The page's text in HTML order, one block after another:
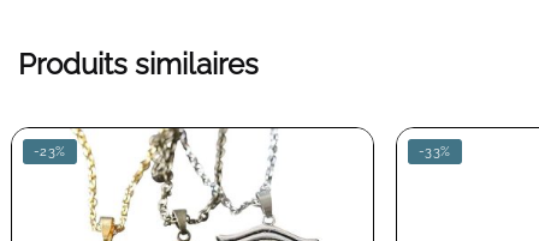
Produits similaires
-23% -33%